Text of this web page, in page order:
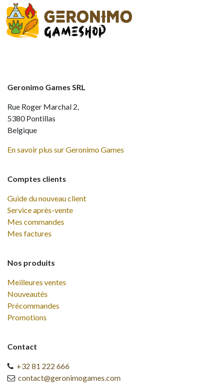
Comptes clients
Guide du nouveau client
Service après-vente
Mes commandes
Mes factures
Nos produits
Meilleures ventes
Nouveautés
Précommandes
Promotions
Contact
+32 81 222 666
contact@geronimogames.com
Geronimo Games SRL
Rue Roger Marchal 2,
5380 Pontillas
Belgique
En savoir plus sur Geronimo Games